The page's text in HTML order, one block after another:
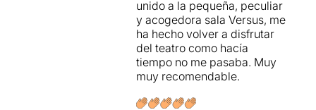
que se arriesguen con la
versión teatral de Reservoir
dogs-existe, y les iría como
anillo al dedo- ya ni os lo
explico.
unido a la pequeña, peculiar
y acogedora sala Versus, me
ha hecho volver a disfrutar
del teatro como hacía
tiempo no me pasaba. Muy
muy recomendable.